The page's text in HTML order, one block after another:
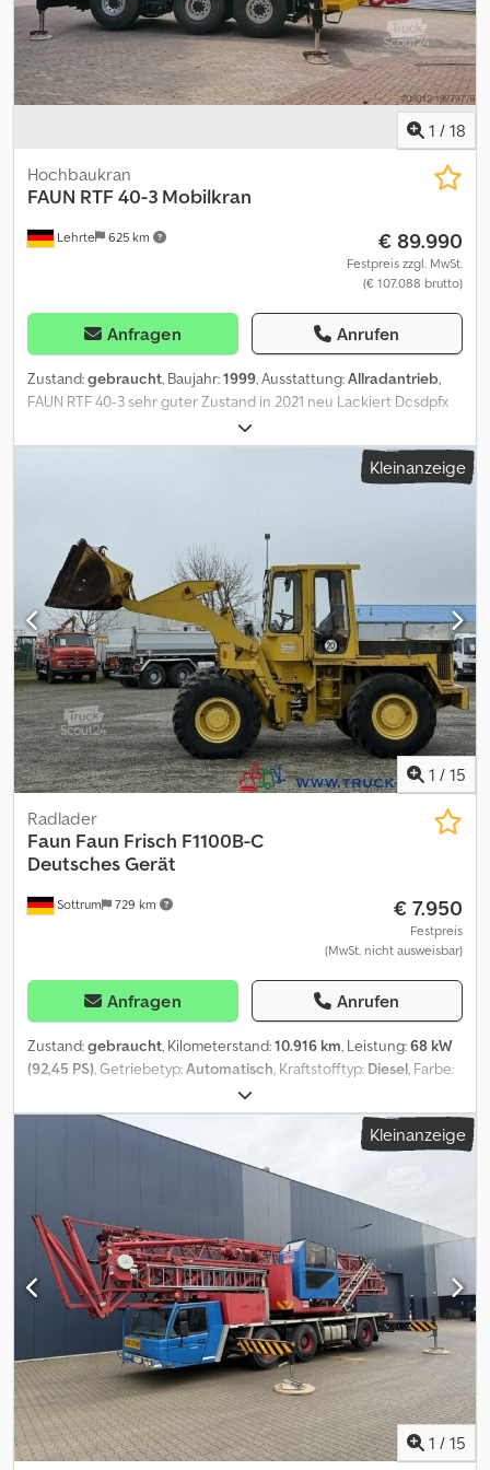
Abgestützt 4600mm, Großmögliche Arbeitshöhe 28 Meter, tiefste
Stellung unter Flur 14 Meter, Max seitliche Reichweite über Flur
20 Meter, Max horiz. Reichweite unter Flur 10 Meter, Gesamtlänge
13,20 Meter, Einsatzbereit Betriebsstunden 20578# Djdpfx Aljtt
Humoajck So wie ich bin
1 / 18
Lehrte 625 km
Hochbaukran
FAUN RTF 40-3 Mobilkran
€ 89.990
Festpreis zzgl. MwSt.
(€ 107.088 brutto)
Anfragen Anrufen
Zustand:gebraucht, Baujahr:1999, Ausstattung:Allradantrieb,
FAUN RTF 40-3 sehr guter Zustand in 2021 neu Lackiert Dcsdpfx
Alowpn Sasask und ist bei uns im Einsatz Inzahlungnahme unter
Umständen denkbar / LFBK / Brillen Fzg. / AWU APU / VSN / GDV
Kleinanzeige
1 / 15
Sottrum 729 km
Radlader
Faun Faun Frisch F1100B-C
Deutsches Gerät
€ 7.950
Festpreis
(MwSt. nicht ausweisbar)
Anfragen Anrufen
Zustand:gebraucht, Kilometerstand:10.916 km, Leistung:68 kW
(92,45 PS), Getriebetyp:Automatisch, Kraftstofftyp: Diesel, Farbe:
, Leergewicht:
Ladegewicht:4.500 kg, Achsen-Konfiguration:4x4, Anzahl der
, Erstzulassung: Sonstige, Baujahr:
10.916 h, Fahrerkabine:
Allradantrieb, Kabine, Kopfschutz, Standard-
, * Deutsches Gerät * Zustand, siehe Fotos * 10.916
Betriebsstunden * Faun Frisch Radlader F1100B-C * 4x4 Allrad *
Schaufel ca. 1,3m³ * 4.100 kg Vorderachse * 4.300kg Hinterachse *
Lenkhilfe Hydrostatisch mit Hydraulik * Enger Wendekreis, dank
Knicklenkung * Deutz Motor 4.710ccm mit 68Kw * Schutzdach *
Geschwindigkeit ca 35 Km/h * Sonnenblende * Einsatzgewicht
8.200kg Falls neue TÜV-Abnahme erwünscht, unterbreiten wir
Ihnen gerne ein Angebot unserer Partnerwerkstätten. Unser
Angebot ist generell OHNE neuer TÜV Abnahme, ohne neue
DGUV, ohne neue SP, ohne neue UVV. Weitere LKW finden Sie auf
unserer Homepage unter Wir sprechen folgende Sprachen:
Deutsch, Englisch, Polnisch, Türkisch Hinweis: Wir bieten und
Kleinanzeige
1 / 15